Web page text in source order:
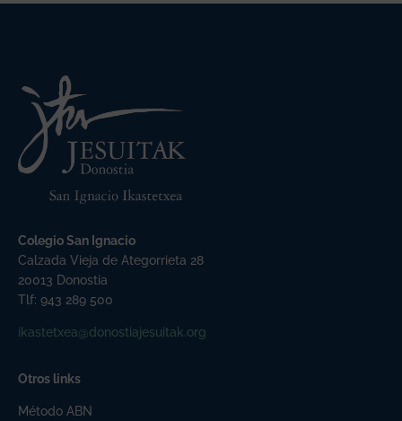
Colegio San Ignacio
Calzada Vieja de Ategorrieta 28
20013 Donostia
Tlf: 943 289 500
ikastetxea@donostiajesuitak.org
Otros links
Método ABN